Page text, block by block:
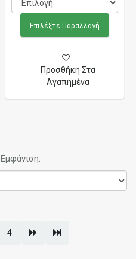
Επιλέξτε Παραλλαγή
Προσθήκη Στα
Αγαπημένα
Εμφάνιση:
4